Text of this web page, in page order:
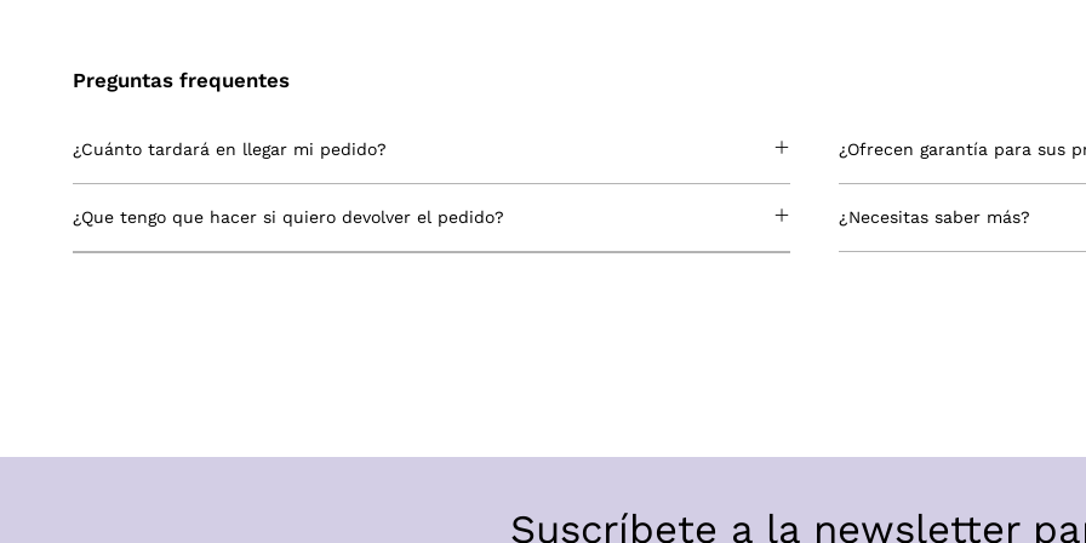
Preguntas frequentes
¿Cuánto tardará en llegar mi pedido?
¿Que tengo que hacer si quiero devolver el pedido?
¿Ofrecen garantía para sus
¿Necesitas saber más?
Suscríbete a la newsletter